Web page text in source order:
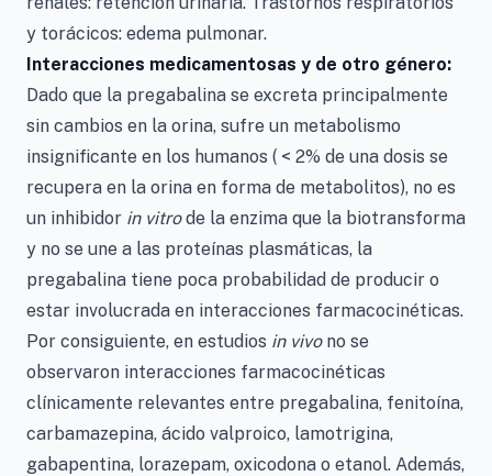
y torácicos: edema pulmonar.
Interacciones medicamentosas y de otro género:
Dado que la pregabalina se excreta principalmente
sin cambios en la orina, sufre un metabolismo
insignificante en los humanos ( < 2% de una dosis se
recupera en la orina en forma de metabolitos), no es
un inhibidor in vitrode la enzima que la biotransforma
y no se une a las proteínas plasmáticas, la
pregabalina tiene poca probabilidad de producir o
estar involucrada en interacciones farmacocinéticas.
Por consiguiente, en estudios in vivono se
observaron interacciones farmacocinéticas
clínicamente relevantes entre pregabalina, fenitoína,
carbamazepina, ácido valproico, lamotrigina,
gabapentina, lorazepam, oxicodona o etanol. Además,